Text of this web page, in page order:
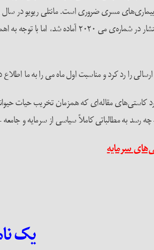
کاستی‌های مقاله‌ای که همزمان تخریب حیات
رسد به مطالباتی کاملاً سیاسی از سرمایه و
یک